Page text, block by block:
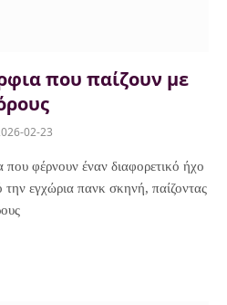
που παίζουν με
02-23
που φέρνουν έναν διαφορετικό ήχο
την εγχώρια πανκ σκηνή, παίζοντας